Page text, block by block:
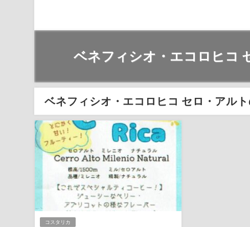
ベネフィシオ・エコロヒコ
ベネフィシオ・エコロヒコ セロ・アル
コスタリカ